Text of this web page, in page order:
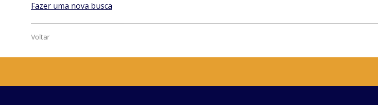
Fazer uma nova busca
Voltar